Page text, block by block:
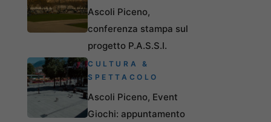
Ascoli Piceno,
conferenza stampa sul
progetto P.A.S.S.I.
CULTURA &
SPETTACOLO
Ascoli Piceno, Event
Giochi: appuntamento